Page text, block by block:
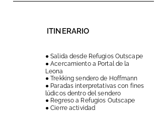
ITINERARIO
● Salida desde Refugios Outscape
● Acercamiento a Portal de la
Leona
● Trekking sendero de Hoffmann
● Paradas interpretativas con fines
lúdicos dentro del sendero
● Regreso a Refugios Outscape
● Cierre actividad